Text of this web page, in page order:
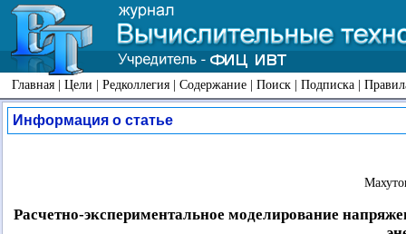
Главная | Цели | Редколлегия | Содержание | Поиск | Подписка |
Информация о статье
Расчетно-экспериментальное моделирование